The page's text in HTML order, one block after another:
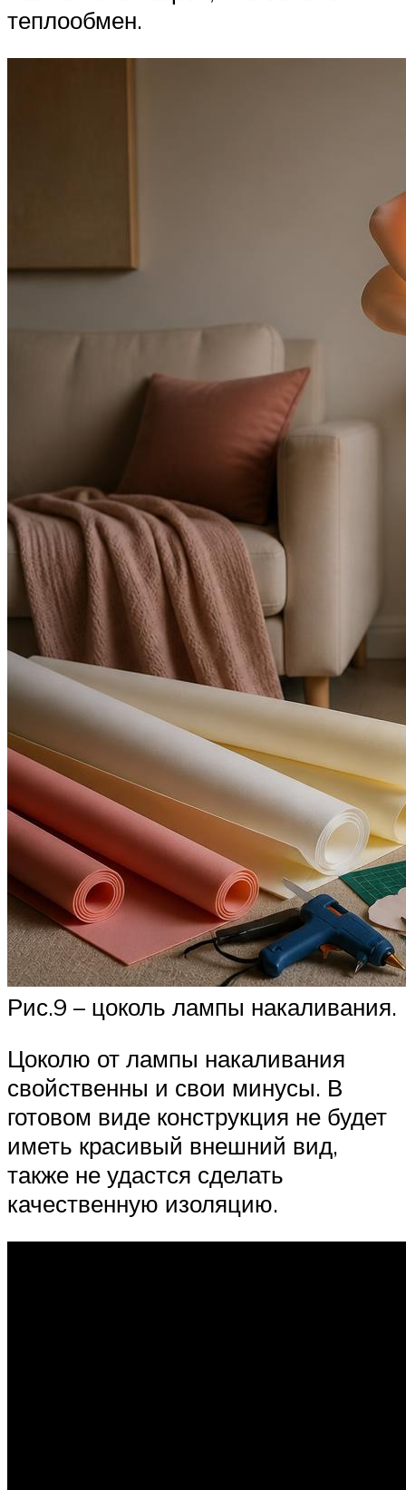
теплообмен.
Рис.9 – цоколь лампы накаливания.
Цоколю от лампы накаливания
свойственны и свои минусы. В
готовом виде конструкция не будет
иметь красивый внешний вид,
также не удастся сделать
качественную изоляцию.